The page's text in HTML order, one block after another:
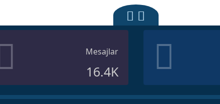
Mesajlar
16.4K